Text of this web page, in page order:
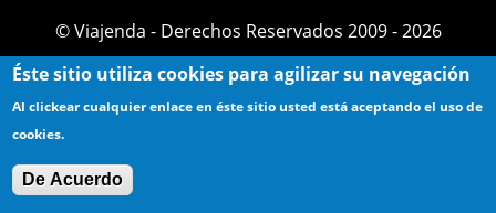
© Viajenda - Derechos Reservados 2009 - 2026
Éste sitio utiliza cookies para agilizar su navegación
Al clickear cualquier enlace en éste sitio usted está aceptando el uso de
cookies.
De Acuerdo